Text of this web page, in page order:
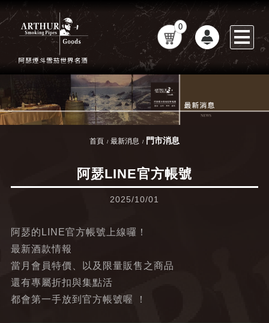
0
首頁 最新消息 門市消息
2025/10/01
阿瑟LINE官方帳號
阿瑟的LINE官方帳號上線囉！
最新酒款情報
當月會員特價、以及限量販售之商品
還有專屬折扣與集點活
都會第一手放到官方帳號喔 ！